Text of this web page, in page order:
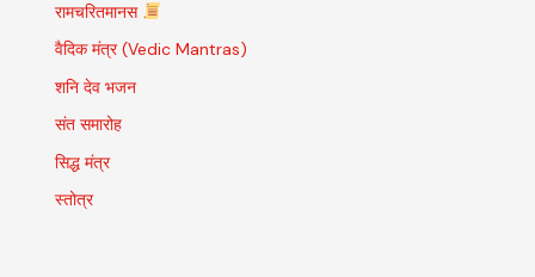
रामचरितमानस
वैदिक मंत्र (Vedic Mantras)
शनि देव भजन
संत समारोह
सिद्ध मंत्र
स्तोत्र